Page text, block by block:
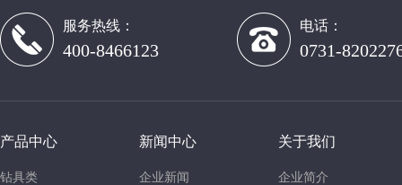
服务热线：
400-8466123
电话：
0731-
产品中心
钻具类
新闻中心
企业新闻
关于我们
企业简介